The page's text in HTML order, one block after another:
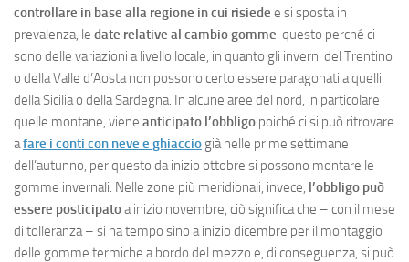
controllare in base alla regione in cui risiede e si sposta in
prevalenza, le date relative al cambio gomme: questo perché ci
sono delle variazioni a livello locale, in quanto gli inverni del Trentino
o della Valle d’Aosta non possono certo essere paragonati a quelli
della Sicilia o della Sardegna. In alcune aree del nord, in particolare
quelle montane, viene anticipato l’obbligo poiché ci si può ritrovare
afare i conti con neve e ghiaccio già nelle prime settimane
dell’autunno, per questo da inizio ottobre si possono montare le
gomme invernali. Nelle zone più meridionali, invece, l’obbligo può
essere posticipatoa inizio novembre, ciò significa che – con il mese
di tolleranza – si ha tempo sino a inizio dicembre per il montaggio
delle gomme termiche a bordo del mezzo e, di conseguenza, si può